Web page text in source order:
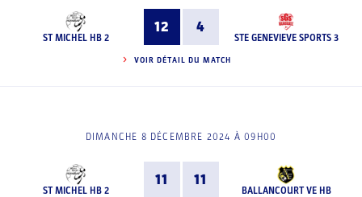
ST MICHEL HB 2
12 4
STE GENEVIEVE SPORTS 3
VOIR DÉTAIL DU MATCH
DIMANCHE 8 DÉCEMBRE 2024 À 09H00
ST MICHEL HB 2
11 11
BALLANCOURT VE HB